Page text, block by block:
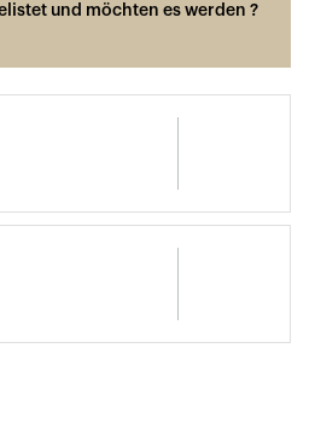
und möchten es werden ?